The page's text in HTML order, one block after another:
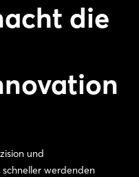
die
und
werdenden